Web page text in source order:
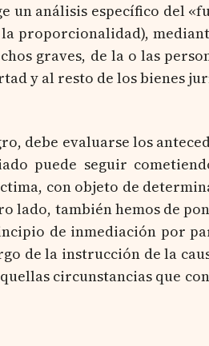
un análisis específico del
proporcionalidad),
graves, de la o las
y al resto de los bienes
debe evaluarse los
puede seguir
con objeto de
lado, también hemos de
de inmediación por
de la instrucción de la
circunstancias que